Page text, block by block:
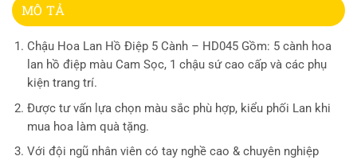
MÔ TẢ
Chậu Hoa Lan Hồ Điệp 5 Cành – HD045 Gồm: 5 cành hoa
lan hồ điệp màu Cam Sọc, 1 chậu sứ cao cấp và các phụ
kiện trang trí.
Được tư vấn lựa chọn màu sắc phù hợp, kiểu phối Lan khi
mua hoa làm quà tặng.
Với đội ngũ nhân viên có tay nghề cao & chuyên nghiệp